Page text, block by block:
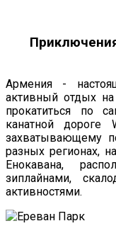
Армения -
активный отдых
прокатиться по
канатной
захватывающему
разных регионах,
Енокавана,
зиплайнами,
активностями.